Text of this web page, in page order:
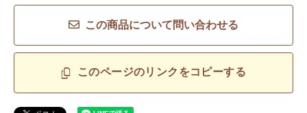
この商品について問い合わせる
このページのリンクをコピーする